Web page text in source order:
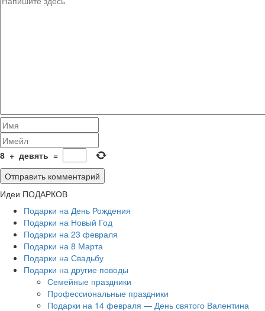
8 + девять =
Идеи ПОДАРКОВ
Подарки на День Рождения
Подарки на Новый Год
Подарки на 23 февраля
Подарки на 8 Марта
Подарки на Свадьбу
Подарки на другие поводы
Семейные праздники
Профессиональные праздники
Подарки на 14 февраля — День святого Валентина